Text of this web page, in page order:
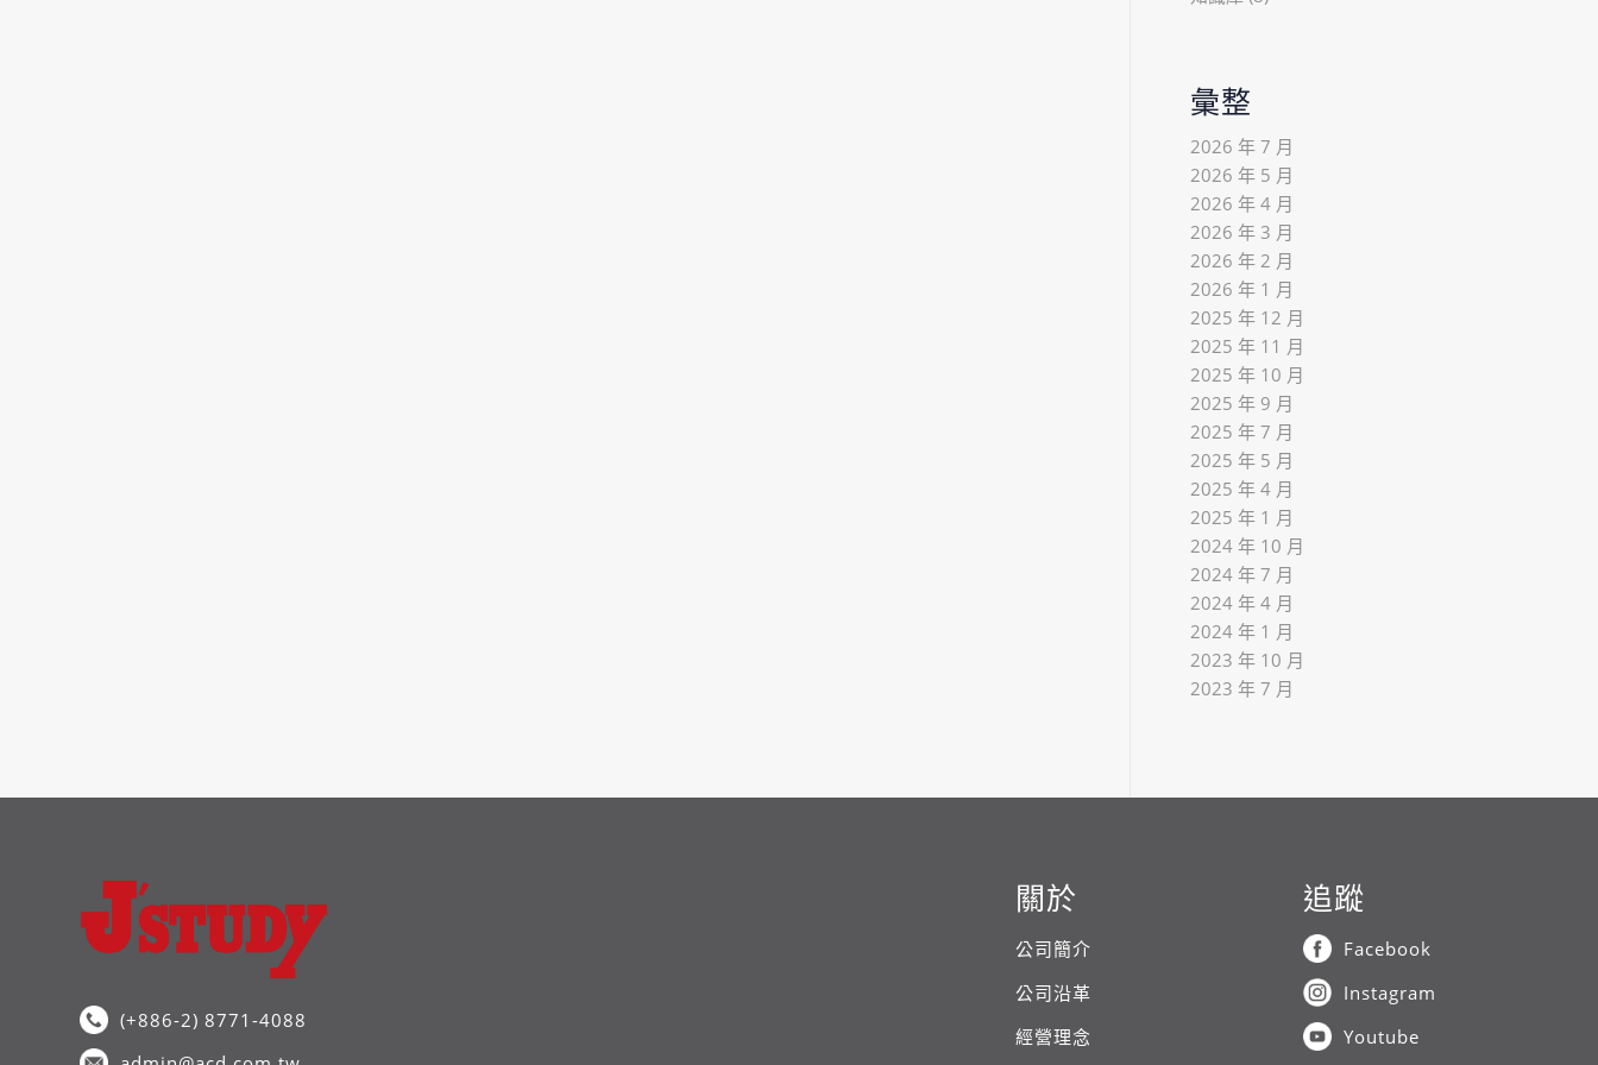
彙整
2026 年 7 月
2026 年 5 月
2026 年 4 月
2026 年 3 月
2026 年 2 月
2026 年 1 月
2025 年 12 月
2025 年 11 月
2025 年 10 月
2025 年 9 月
2025 年 7 月
2025 年 5 月
2025 年 4 月
2025 年 1 月
2024 年 10 月
2024 年 7 月
2024 年 4 月
2024 年 1 月
2023 年 10 月
2023 年 7 月
(+886-2) 8771-4088
關於
公司簡介
公司沿革
經營理念
追蹤
Facebook
Instagram
Youtube